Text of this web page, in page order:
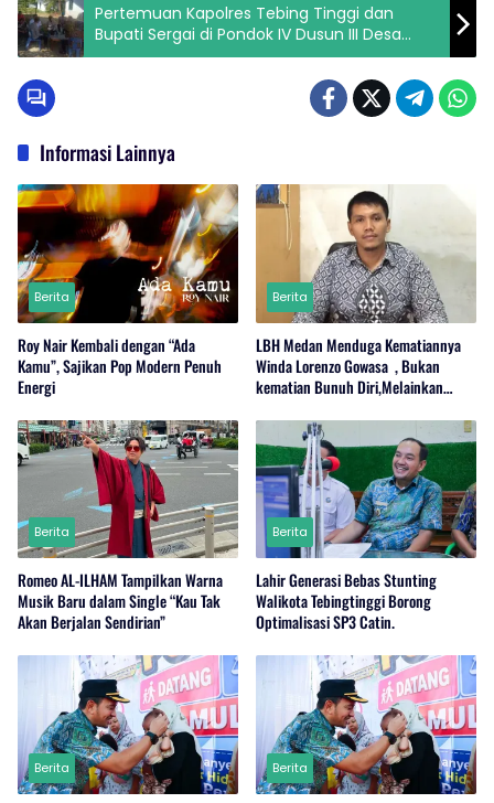
Pertemuan Kapolres Tebing Tinggi dan
Bupati Sergai di Pondok IV Dusun III Desa
Parlambean Pispis.
Informasi Lainnya
Berita
Roy Nair Kembali dengan “Ada
Kamu”, Sajikan Pop Modern Penuh
Energi
Berita
LBH Medan Menduga Kematiannya
Winda Lorenzo Gowasa , Bukan
kematian Bunuh Diri,Melainkan
Berita
Romeo AL-ILHAM Tampilkan Warna
Musik Baru dalam Single “Kau Tak
Akan Berjalan Sendirian”
Berita
Lahir Generasi Bebas Stunting
Walikota Tebingtinggi Borong
Optimalisasi SP3 Catin.
Berita Berita